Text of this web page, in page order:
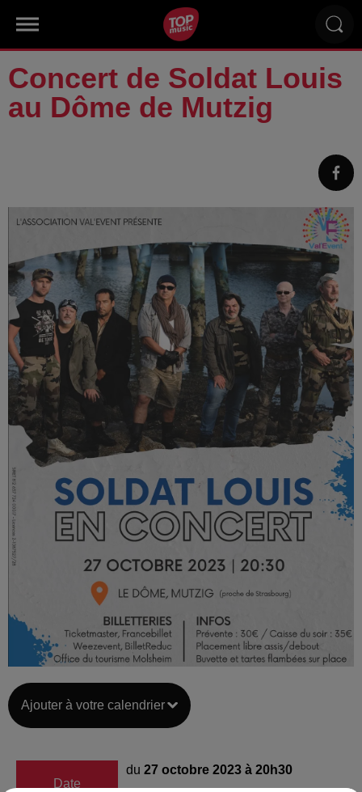
Concert de Soldat Louis
au Dôme de Mutzig
Ajouter à votre calendrier
Date
du 27 octobre 2023 à 20h30